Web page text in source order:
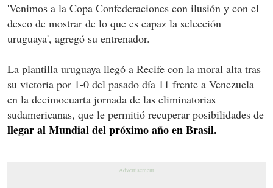
'Venimos a la Copa Confederaciones con ilusión y con el
deseo de mostrar de lo que es capaz la selección
uruguaya', agregó su entrenador.
La plantilla uruguaya llegó a Recife con la moral alta tras
su victoria por 1-0 del pasado día 11 frente a Venezuela
en la decimocuarta jornada de las eliminatorias
sudamericanas, que le permitió recuperar posibilidades de
llegar al Mundial del próximo año en Brasil.